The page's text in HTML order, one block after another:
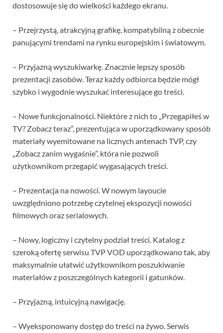
dostosowuje się do wielkości każdego ekranu.
– Przejrzystą, atrakcyjną grafikę, kompatybilną z obecnie
panującymi trendami na rynku europejskim i światowym.
– Przyjazną wyszukiwarkę. Znacznie lepszy sposób
prezentacji zasobów. Teraz każdy odbiorca będzie mógł
szybko i wygodnie wyszukać interesujące go treści.
– Nowe funkcjonalności. Niektóre z nich to „Przegapiłeś w
TV? Zobacz teraz”, prezentująca w uporządkowany sposób
materiały wyemitowane na licznych antenach TVP, czy
„Zobacz zanim wygaśnie”, która nie pozwoli
użytkownikom przegapić wygasających treści.
– Prezentacja na nowości. W nowym layoucie
uwzględniono potrzebę czytelnej ekspozycji nowości
filmowych oraz serialowych.
– Nowy, logiczny i czytelny podział treści. Katalog z
szeroką ofertę serwisu TVP VOD uporządkowano tak, aby
maksymalnie ułatwić użytkownikom poszukiwanie
materiałów z poszczególnych kategorii i gatunków.
– Przyjazną, intuicyjną nawigację.
– Wyeksponowany dostęp do treści na żywo. Serwis